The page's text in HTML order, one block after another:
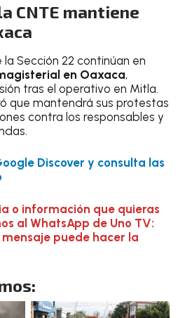
CNTE mantiene
Sección 22 continúan en
en Oaxaca,
tras el operativo en Mitla.
que mantendrá sus protestas
contra los responsables y
Discover y consulta las
o información que quieras
al WhatsApp de Uno TV:
mensaje puede hacer la